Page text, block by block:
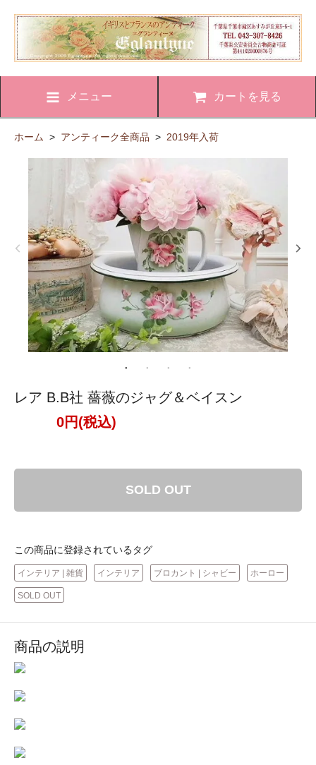
メニュー カートを見る
ホーム > アンティーク全商品 > 2019年入荷
レア B.B社 薔薇のジャグ＆ベイスン
0円(税込)
SOLD OUT
この商品に登録されているタグ
インテリア | 雑貨 インテリア ブロカント | シャビー ホーロー
SOLD OUT
商品の説明